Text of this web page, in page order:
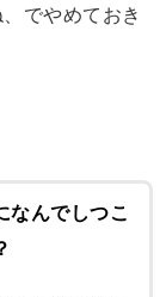
でやめておき
なんでしつこ